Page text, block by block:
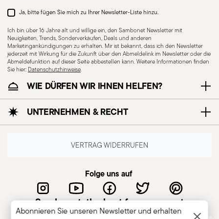
Für Spülmaschine
geeignet
CUTLERY - Besteck muss mit Sorgfalt verwendet
Sachgemäße Verwendung: Jedes Besteckteil ist
Verwenden Sie Besteck nicht für unsachgemäße
Zwecke. Unversehrtheit: Überprüfen Sie das
Besteck auf Mängel wie lose Griffe, Risse oder
andere Brüche. Beschädigtes Besteck kann beim
Ja, bitte fügen Sie mich zu Ihrer Newsletter-Liste hinzu.
Ich bin über 16 Jahre alt und willige ein, den Sambonet Newsletter mit
Neuigkeiten, Trends, Sonderverkäufen, Deals und anderen
Marketingankündigungen zu erhalten. Mir ist bekannt, dass ich den Newsletter
jederzeit mit Wirkung für die Zukunft über den Abmeldelink im Newsletter oder die
Abmeldefunktion auf dieser Seite abbestellen kann. Weitere Informationen finden
Sie hier: Datenschutzhinweise.
WIE DÜRFEN WIR IHNEN HELFEN?
UNTERNEHMEN & RECHT
VERTRAG WIDERRUFEN
Folge uns auf
Sambonet, the best for you guest
Abonnieren Sie unseren Newsletter und erhalten